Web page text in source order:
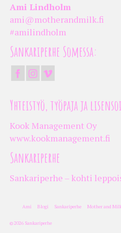
Ami Lindholm
ami@motherandmilk.fi
#amilindholm
Sankariperhe Somessa:
Yhteistyö, työpaja ja
Kook Management Oy
www.kookmanagement.fi
Sankariperhe
Sankariperhe – kohti
Ami Blogi Sankariperhe Mother and
© 2026 Sankariperhe